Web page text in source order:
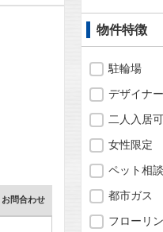
お問合わせ
物件特徴
駐輪場
デザイナ
二人入居可
女性限定
ペット相談
都市ガス
フローリ